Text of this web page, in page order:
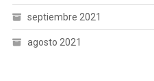
septiembre 2021
agosto 2021